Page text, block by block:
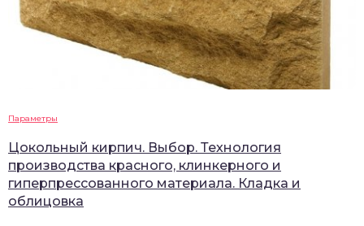
Параметры
Цокольный кирпич. Выбор. Технология
производства красного, клинкерного и
гиперпрессованного материала. Кладка и
облицовка